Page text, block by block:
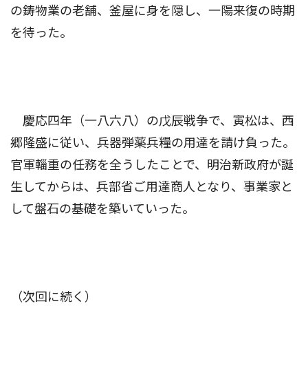
の鋳物業の老舗、釜屋に身を隠し、一陽来復の時期
を待った。
慶応四年（一八六八）の戊辰戦争で、寅松は、西
郷隆盛に従い、兵器弾薬兵糧の用達を請け負った。
官軍輜重の任務を全うしたことで、明治新政府が誕
生してからは、兵部省ご用達商人となり、事業家と
して盤石の基礎を築いていった。
（次回に続く）